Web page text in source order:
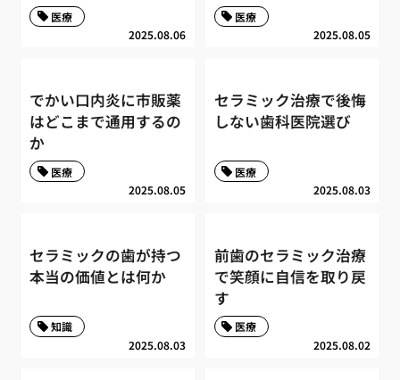
2025.08.06
医療
2025.08.05
医療
でかい口内炎に市販薬
はどこまで通用するの
か
2025.08.05
医療
セラミック治療で後悔
しない歯科医院選び
2025.08.03
医療
セラミックの歯が持つ
本当の価値とは何か
2025.08.03
知識
前歯のセラミック治療
で笑顔に自信を取り戻
す
2025.08.02
医療